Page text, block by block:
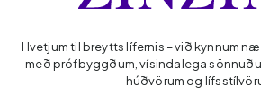
Hvetjum til breytts lífernis – við kynnum
með prófbyggðum, vísindalega
húðvörum og